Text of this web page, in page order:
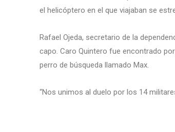
el helicóptero en el que viajaban se
Rafael Ojeda, secretario de la
capo. Caro Quintero fue encontrado
perro de búsqueda llamado Max.
“Nos unimos al duelo por los 14